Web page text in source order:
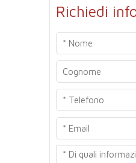
Richiedi